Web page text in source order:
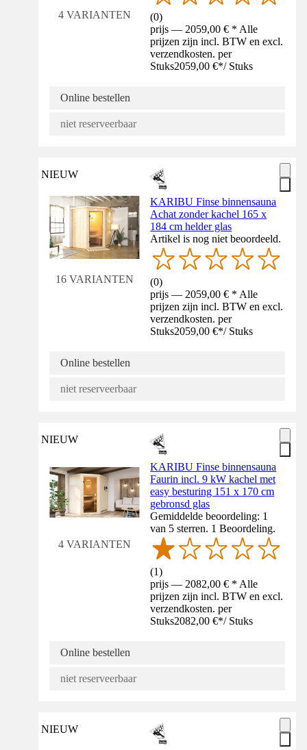
4 VARIANTEN (0)
prijs — 2059,00 € * Alle
prijzen zijn incl. BTW en excl.
verzendkosten. per
Stuks2059,00 €*/ Stuks
Online bestellen
niet reserveerbaar
NIEUW
16 VARIANTEN
KARIBU Finse binnensauna
Achat zonder kachel 165 x
184 cm helder glas
Artikel is nog niet beoordeeld.
(0)
prijs — 2059,00 € * Alle
prijzen zijn incl. BTW en excl.
verzendkosten. per
Stuks2059,00 €*/ Stuks
Online bestellen
niet reserveerbaar
NIEUW
4 VARIANTEN
KARIBU Finse binnensauna
Faurin incl. 9 kW kachel met
easy besturing 151 x 170 cm
gebronsd glas
Gemiddelde beoordeling: 1
van 5 sterren. 1 Beoordeling.
(1)
prijs — 2082,00 € * Alle
prijzen zijn incl. BTW en excl.
verzendkosten. per
Stuks2082,00 €*/ Stuks
Online bestellen
niet reserveerbaar
NIEUW